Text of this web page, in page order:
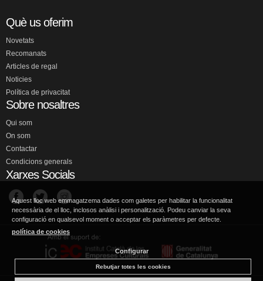
Què us oferim
Novetats
Recomanats
Articles de regal
Noticies
Política de privacitat
Sobre nosaltres
Qui som
On som
Contactar
Condicions generals
Xarxes Socials
Aquest lloc web emmagatzema dades com galetes per habilitar la funcionalitat
necessària de el lloc, inclosos anàlisi i personalització. Podeu canviar la seva
configuració en qualsevol moment o acceptar els paràmetres per defecte.
política de cookies
Configurar
Rebutjar totes les cookies